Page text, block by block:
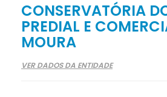
CONSERVATÓRIA
PREDIAL E
MOURA
VER DADOS DA ENTIDADE